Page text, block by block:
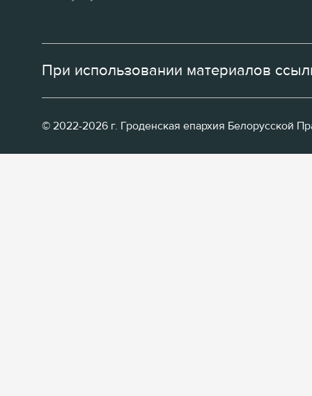
При использовании материалов
© 2022-2026 г. Гроденская епархия Белорусской